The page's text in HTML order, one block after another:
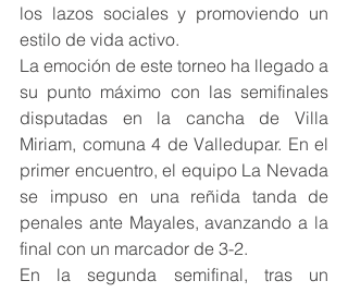
los lazos sociales y promoviendo un
estilo de vida activo.
La emoción de este torneo ha llegado a
su punto máximo con las semifinales
disputadas en la cancha de Villa
Miriam, comuna 4 de Valledupar. En el
primer encuentro, el equipo La Nevada
se impuso en una reñida tanda de
penales ante Mayales, avanzando a la
final con un marcador de 3-2.
En la segunda semifinal, tras un